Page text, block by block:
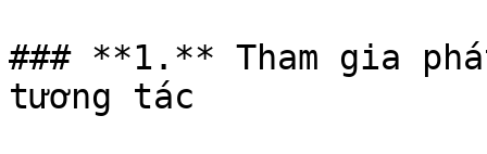
### **1.** Tham gia
tương tác